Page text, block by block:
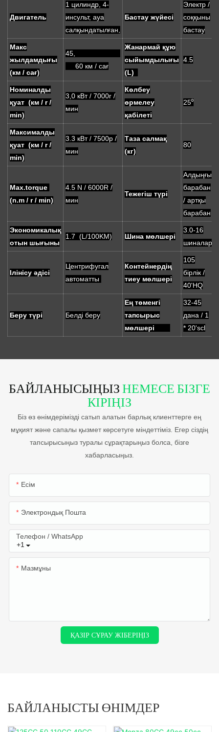
Двигатель
1 цилиндр, 4-
инсульт, ауа
салқындатылған,
Бастау жүйесі
Электр /
соққыны
бастау
Макс
жылдамдығы
(км / сағ)
45,
60 км / сағ
Жанармай құю
сыйымдылығы
(L)
4.5
Номиналды
қуат (км / r /
min)
3,0 кВт / 7000r /
мин
Көлбеу
өрмелеу
қабілеті
25⁰
Максималды
қуат (км / r /
min)
3.3 кВт / 7500р /
мин
Таза салмақ
(кг)
80
Max.torque
(n.m / r / min)
4.5 N / 6000R /
мин
Тежегіш түрі
Алдыңғы
барабан
/ артқы
барабан
Экономикалық
отын шығыны
1.7 (L/100KM) Шина мөлшері
3.0-16
шиналар
Ілінісу әдісі
Центрифугал
автоматты
Контейнердің
тиеу мөлшері
105
бірлік /
40'HQ
Беру түрі Белді беру
Ең төменгі
тапсырыс
мөлшері
32-45
дана / 1
* 20'scl
БАЙЛАНЫСЫҢЫЗНЕМЕСЕ БІЗГЕ
КІРІҢІЗ
Біз өз өнімдерімізді сатып алатын барлық клиенттерге ең
мұқият және сапалы қызмет көрсетуге міндеттіміз. Егер сіздің
тапсырысыңыз туралы сұрақтарыңыз болса, бізге
хабарласыңыз.
Есім
Электрондық Пошта
+1
Телефон / WhatsApp
Мазмұны
ҚАЗІР СҰРАУ ЖІБЕРІҢІЗ
БАЙЛАНЫСТЫ ӨНІМДЕР